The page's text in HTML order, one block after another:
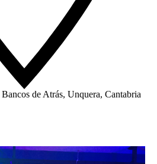
de Atrás, Unquera, Cantabria